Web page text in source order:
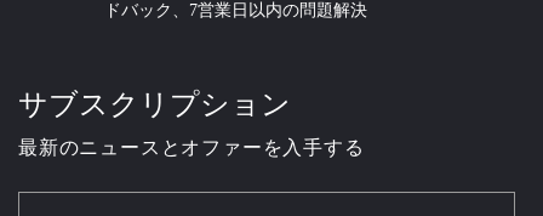
ドバック、7営業日以内の問題解決
サブスクリプション
最新のニュースとオファーを入手する